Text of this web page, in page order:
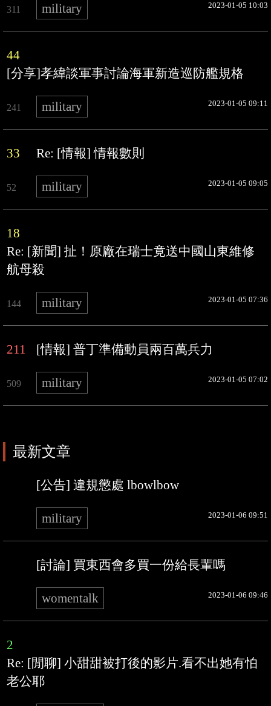
311 military 2023-01-05 10:03
44
[分享]孝緯談軍事討論海軍新造巡防艦規格
241 military 2023-01-05 09:11
33 Re: [情報] 情報數則
52 military 2023-01-05 09:05
18
Re: [新聞] 扯！原廠在瑞士竟送中國山東維修
航母殺
144 military 2023-01-05 07:36
211 [情報] 普丁準備動員兩百萬兵力
509 military 2023-01-05 07:02
最新文章
[公告] 違規懲處 lbowlbow
military 2023-01-06 09:51
[討論] 買東西會多買一份給長輩嗎
womentalk 2023-01-06 09:46
2
Re: [閒聊] 小甜甜被打後的影片.看不出她有怕
老公耶